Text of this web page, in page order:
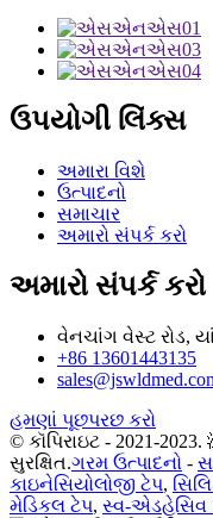
ઉપયોગી લિંક્સ
અમારા વિશે
ઉત્પાદનો
સમાચાર
અમારો સંપર્ક કરો
અમારો સંપર્ક કરો
વેનચાંગ વેસ્ટ રોડ,
+86 13601443135
હમણાં પૂછપરછ કરો
© કૉપિરાઇટ - 2021-
સુરક્ષિત.ગરમ ઉત્પાદનો -
કાઇનેસિયોલોજી ટેપ,
મેડિકલ ટેપ, સ્વ-એડહેસિવ